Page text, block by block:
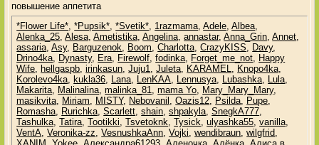
повышение аппетита
*Flower Life*,*Pupsik*,*Svetik*, 1razmama,Adele,Albea,
Alenka_25,Alesa,Ametistika,Angelina,annastar,Anna_Grin,Annet,
assaria,Asy, Barguzenok, Boom,Charlotta,CrazyKISS, Davy,
Drino4ka, Dynasty, Era, Firewolf,fodinka, Forget_me_not, Happy
Wife, hellgaspb,irinkasun,Juju1,Juleta, KARAMEL, Knopo4ka,
Korolevo4ka, kukla36, Lana, LenKAA, Lennusya, Lubashka, Lula,
Makarita, Malinalina,malinka_81,mama Yo, Mary_Mary_Mary,
masikvita, Miriam, MISTY, Nebovanil ,Oazis12, Psilda, Pupe,
Romasha, Rurichka,Scarlett,shain,shpakyla,SnegkA777,
Tashulka,Tatira,Tootikki,Tsvetoknk,Tysick,ulyashka55,vanilla,
VentA,Veronika-zz,VesnushkaAnn,Vojki,wendibraun,wilgfrid,